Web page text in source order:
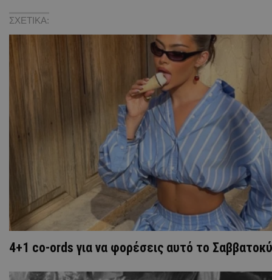
ΣΧΕΤΙΚΑ:
4+1 co-ords για να φορέσεις αυτό το